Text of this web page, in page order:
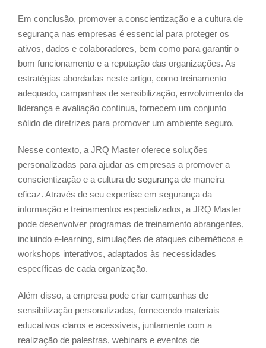
Em conclusão, promover a conscientização e a cultura de
segurança nas empresas é essencial para proteger os
ativos, dados e colaboradores, bem como para garantir o
bom funcionamento e a reputação das organizações. As
estratégias abordadas neste artigo, como treinamento
adequado, campanhas de sensibilização, envolvimento da
liderança e avaliação contínua, fornecem um conjunto
sólido de diretrizes para promover um ambiente seguro.
Nesse contexto, a JRQ Master oferece soluções
personalizadas para ajudar as empresas a promover a
conscientização e a cultura de segurança de maneira
eficaz. Através de seu expertise em segurança da
informação e treinamentos especializados, a JRQ Master
pode desenvolver programas de treinamento abrangentes,
incluindo e-learning, simulações de ataques cibernéticos e
workshops interativos, adaptados às necessidades
específicas de cada organização.
Além disso, a empresa pode criar campanhas de
sensibilização personalizadas, fornecendo materiais
educativos claros e acessíveis, juntamente com a
realização de palestras, webinars e eventos de